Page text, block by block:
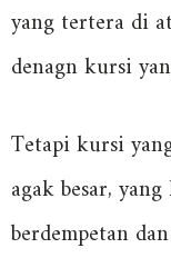
yang tertera di
denagn kursi
Tetapi kursi
agak besar,
berdempetan